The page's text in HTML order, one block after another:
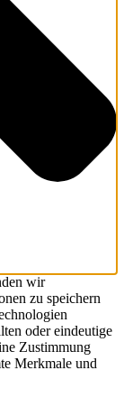
wir
zu speichern
oder eindeutige
Zustimmung
Merkmale und